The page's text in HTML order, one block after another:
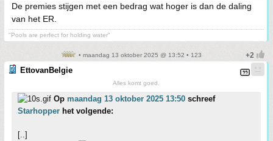
De premies stijgen met een bedrag wat hoger is dan de daling
van het ER.
"Pools are perfect for holding water"
• maandag 13 oktober 2025 @ 13:52 • 123
EttovanBelgie
Alles komt goed.
Op maandag 13 oktober 2025 13:50 schreef
Starhopper het volgende:
[..]